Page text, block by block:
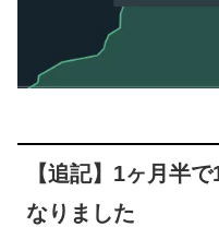
【追記】1ヶ月半
なりました